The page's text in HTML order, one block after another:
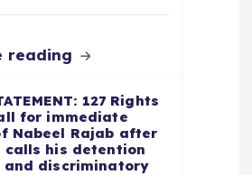
reading
127 Rights
for immediate
Nabeel Rajab after
calls his detention
discriminatory